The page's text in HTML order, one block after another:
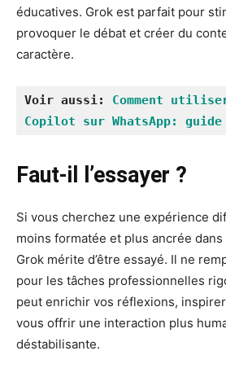
éducatives. Grok est parfait pour
provoquer le débat et créer du
caractère.
Voir aussi: Comment
Copilot sur WhatsApp: guide
Faut-il l’essayer ?
Si vous cherchez une expérience
moins formatée et plus ancrée
Grok mérite d’être essayé. Il ne
pour les tâches professionnelles
peut enrichir vos réflexions,
vous offrir une interaction plus
déstabilisante.